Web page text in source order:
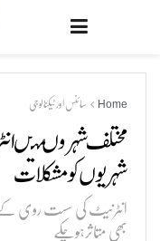
Home سائنس اور ٹیکنالوجی
مختلف شہروںمیں
شہریوں کومشکلات
انٹرنیٹ کی سست روی کے
بھی متاثرہوچکے